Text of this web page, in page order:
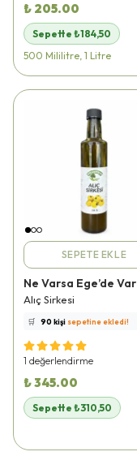
₺ 205.00
Sepette ₺184,50
500 Mililitre, 1 Litre
SEPETE EKLE
Ne Varsa Ege’de Var
Alıç Sirkesi
⭐️ Bu ürünü345 kişifavoriledi!
🛒 90 kişisepetine ekledi!
✅
Bugün 47 adetsatıldı
🚚
Hızlı teslimat
1 değerlendirme
₺ 345.00
Sepette ₺310,50